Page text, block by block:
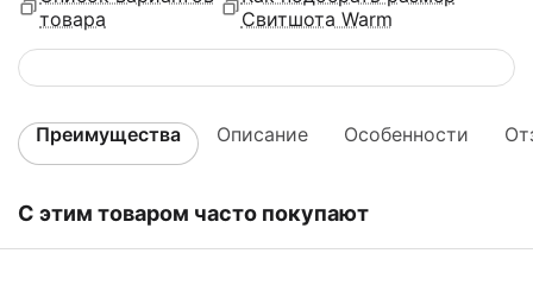
товара
Свитшота Warm
Преимущества Описание Особенности
С этим товаром часто покупают